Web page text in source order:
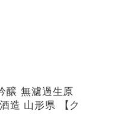
醸 無濾過生原
造 山形県 【ク